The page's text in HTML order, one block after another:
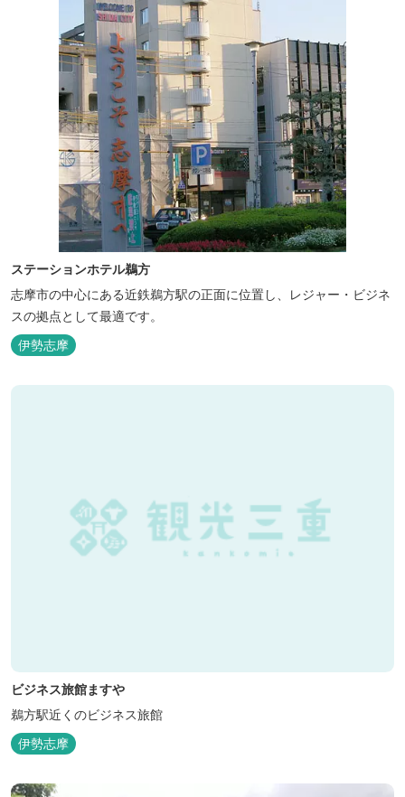
ステーションホテル鵜方
志摩市の中心にある近鉄鵜方駅の正面に位置し、レジャー・ビジネ
スの拠点として最適です。
伊勢志摩
ビジネス旅館ますや
鵜方駅近くのビジネス旅館
伊勢志摩